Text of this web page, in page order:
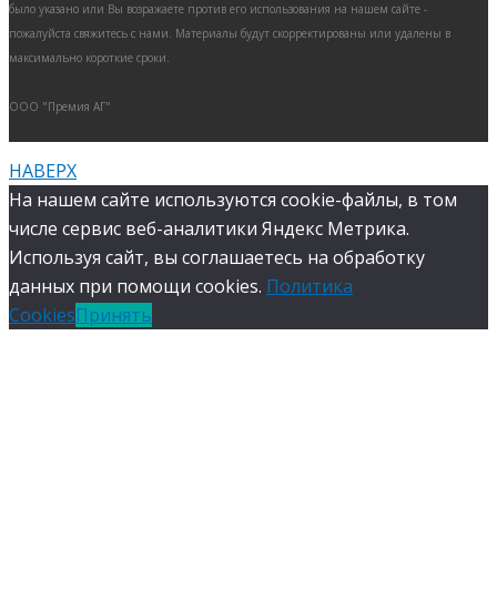
было указано или Вы возражаете против его использования на нашем сайте -
пожалуйста свяжитесь с нами. Материалы будут скорректированы или удалены в
максимально короткие сроки.
ООО "Премия АГ"
НАВЕРХ
На нашем сайте используются cookie-файлы, в том
числе сервис веб-аналитики Яндекс Метрика.
Используя сайт, вы соглашаетесь на обработку
данных при помощи cookies. Политика
CookiesПринять